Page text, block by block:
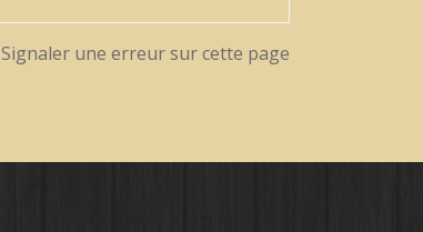
Signaler une erreur sur cette page